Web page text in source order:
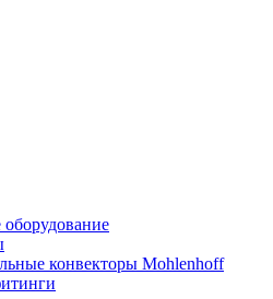
оборудование
конвекторы Mohlenhoff